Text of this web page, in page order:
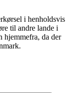
i henholdsvis
til andre lande i
hjemmefra, da der